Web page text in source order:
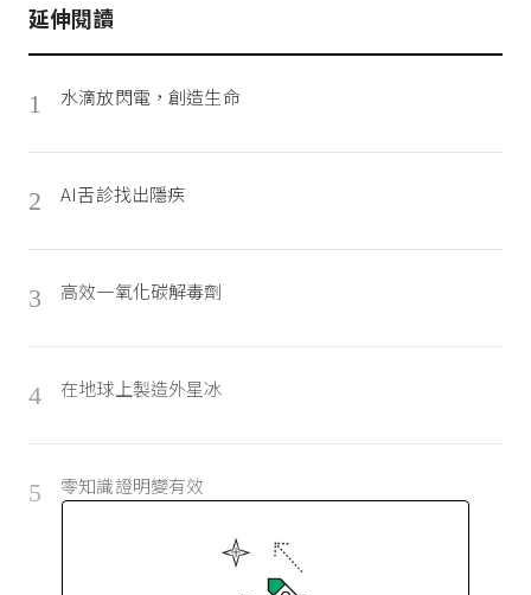
延伸閱讀
1 水滴放閃電，創造生命
2 AI舌診找出隱疾
3 高效一氧化碳解毒劑
4 在地球上製造外星冰
5 零知識證明變有效